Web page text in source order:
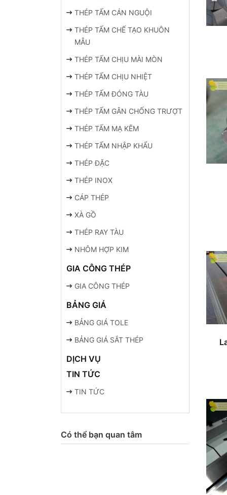
THÉP TẤM CÁN NGUỘI
THÉP TẤM CHẾ TẠO KHUÔN
MẪU
THÉP TẤM CHỊU MÀI MÒN
THÉP TẤM CHỊU NHIỆT
THÉP TẤM ĐÓNG TÀU
THÉP TẤM GÂN CHỐNG TRƯỢT
THÉP TẤM MẠ KẼM
THÉP TẤM NHẬP KHẨU
THÉP ĐẶC
THÉP INOX
CÁP THÉP
XÀ GỒ
THÉP RAY TÀU
NHÔM HỢP KIM
GIA CÔNG THÉP
GIA CÔNG THÉP
BẢNG GIÁ
BẢNG GIÁ TOLE
BẢNG GIÁ SẮT THÉP
DỊCH VỤ
TIN TỨC
TIN TỨC
Có thể bạn quan tâm